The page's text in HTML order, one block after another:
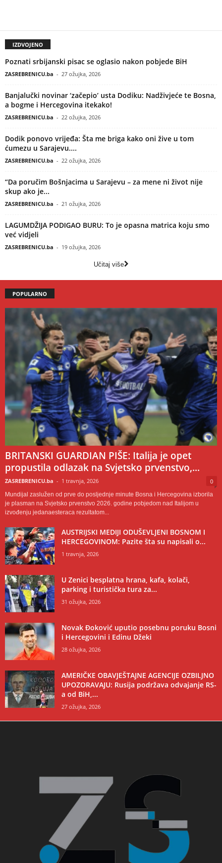
IZDVOJENO
Poznati srbijanski pisac se oglasio nakon pobjede BiH
ZASREBRENICU.ba - 27 ožujka, 2026
Banjalučki novinar ‘začepio’ usta Dodiku: Nadživjeće te Bosna,
a bogme i Hercegovina itekako!
ZASREBRENICU.ba - 22 ožujka, 2026
Dodik ponovo vrijeđa: Šta me briga kako oni žive u tom
ćumezu u Sarajevu....
ZASREBRENICU.ba - 22 ožujka, 2026
“Da poručim Bošnjacima u Sarajevu – za mene ni život nije
skup ako je...
ZASREBRENICU.ba - 21 ožujka, 2026
LAGUMDŽIJA PODIGAO BURU: To je opasna matrica koju smo
već vidjeli
ZASREBRENICU.ba - 19 ožujka, 2026
Učitaj više
POPULARNO
BRITANSKI GUARDIAN PIŠE: Italija je opet
propustila odlazak na Svjetsko prvenstvo,...
ZASREBRENICU.ba - 1 travnja, 2026 0
Mundijal zaslužen od prve do posljednje minute Bosna i Hercegovina izborila
je plasman na Svjetsko prvenstvo 2026. godine pobjedom nad Italijom u
izvođenju jedanaesteraca rezultatom...
AUSTRIJSKI MEDIJI ODUŠEVLJENI BOSNOM I
HERCEGOVINOM: Pazite šta su napisali o...
1 travnja, 2026
U Zenici besplatna hrana, kafa, kolači,
parking i turistička tura za...
31 ožujka, 2026
Novak Đoković uputio posebnu poruku Bosni
i Hercegovini i Edinu Džeki
28 ožujka, 2026
AMERIČKE OBAVJEŠTAJNE AGENCIJE OZBILJNO
UPOZORAVAJU: Rusija podržava odvajanje RS-
a od BiH,...
27 ožujka, 2026